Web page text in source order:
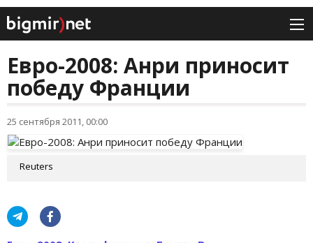
Евро-2008: Анри приносит
победу Франции
25 сентября 2011, 00:00
Reuters